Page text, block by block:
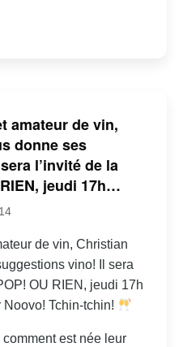
amateur de vin,
donne ses
l’invité de la
jeudi 17h…
de vin, Christian
vino! Il sera
OU RIEN, jeudi 17h
Tchin-tchin!
comment est née leur